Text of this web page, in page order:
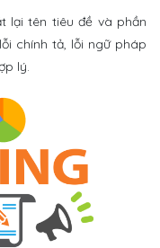
lại tên tiêu đề và phần
chính tả, lỗi ngữ pháp
lý.